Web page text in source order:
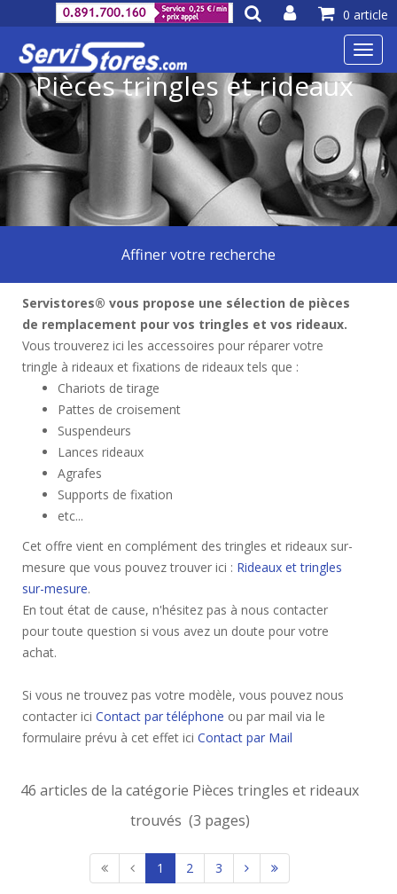
0 article
Pièces tringles et rideaux
Affiner votre recherche
Servistores® vous propose une sélection de pièces
de remplacement pour vos tringles et vos rideaux.
Vous trouverez ici les accessoires pour réparer votre
tringle à rideaux et fixations de rideaux tels que :
Chariots de tirage
Pattes de croisement
Suspendeurs
Lances rideaux
Agrafes
Supports de fixation
etc...
Cet offre vient en complément des tringles et rideaux sur-
mesure que vous pouvez trouver ici : Rideaux et tringles
sur-mesure.
En tout état de cause, n'hésitez pas à nous contacter
pour toute question si vous avez un doute pour votre
achat.
Si vous ne trouvez pas votre modèle, vous pouvez nous
contacter ici Contact par téléphone ou par mail via le
formulaire prévu à cet effet ici Contact par Mail
46 articles de la catégorie Pièces tringles et rideaux
trouvés (3 pages)
1 2 3